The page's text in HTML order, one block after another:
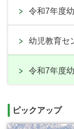
令和7年度
幼児教育セ
令和7年度
ピックアップ